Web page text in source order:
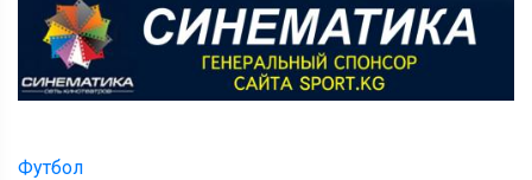
Футбол